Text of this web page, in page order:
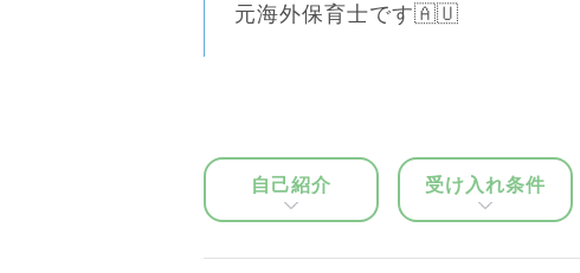
元海外保育士です🇦🇺
自己紹介 受け入れ条件